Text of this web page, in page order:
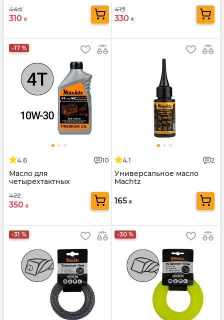
444
310 ₴
413
330 ₴
-17 %
4.6 10
Масло для
четырехтактных
SYNTMZ 10W-30
422
350 ₴
4.1 2
Универсальное масло
Machtz
165 ₴
-31 % -30 %